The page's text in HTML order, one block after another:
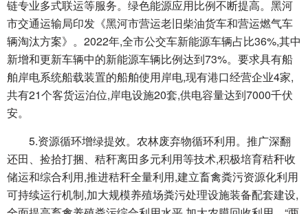
链专业多式联运等服务。绿色能源应用比例不断提高。黑河
市交通运输局印发《黑河市营运老旧柴油货车和营运燃气车
辆淘汰方案》。2022年,全市公交车新能源车辆占比36%,其中
新增和更新车辆中的新能源车辆比例达到73%。要求具有船
舶岸电系统船载装置的船舶使用岸电,现有港口经营企业4家,
共有21个客货运泊位,岸电设施20套,供电容量达到7000千伏
安。
5.资源循环增绿提效。农林废弃物循环利用。推广深翻
还田、捡拾打捆、秸秆离田多元利用等技术,积极培育秸秆收
储运和综合利用,推进秸秆全量利用,建立畜禽粪污资源化利用
可持续运行机制,加大规模养殖场粪污处理设施装备配套建设,